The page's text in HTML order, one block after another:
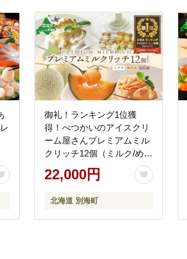
御礼！ランキング1位獲
得！べつかいのアイスクリ
ーム屋さんプレミアムミル
クリッチ12個（ミルク/めろ
ん各6個）(AP-02)( アイス
ジェラート )BN1000006
22,000円
北海道 別海町